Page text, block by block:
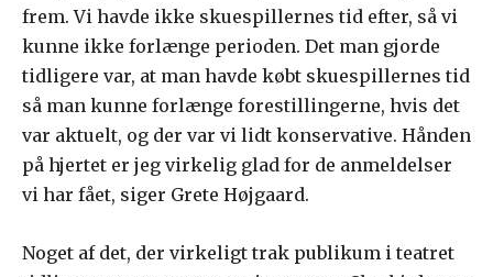
frem. Vi havde ikke skuespillernes tid efter, så vi
kunne ikke forlænge perioden. Det man gjorde
tidligere var, at man havde købt skuespillernes tid
så man kunne forlænge forestillingerne, hvis det
var aktuelt, og der var vi lidt konservative. Hånden
på hjertet er jeg virkelig glad for de anmeldelser
vi har fået, siger Grete Højgaard.
Noget af det, der virkeligt trak publikum i teatret